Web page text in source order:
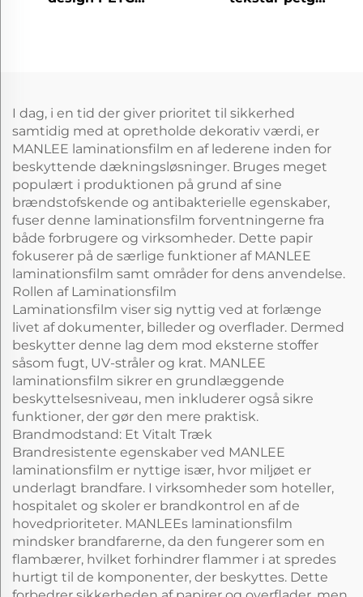
I dag, i en tid der giver prioritet til sikkerhed
samtidig med at opretholde dekorativ værdi, er
MANLEE laminationsfilm en af lederene inden for
beskyttende dækningsløsninger. Bruges meget
populært i produktionen på grund af sine
brændstofskende og antibakterielle egenskaber,
fuser denne laminationsfilm forventningerne fra
både forbrugere og virksomheder. Dette papir
fokuserer på de særlige funktioner af MANLEE
laminationsfilm samt områder for dens anvendelse.
Rollen af Laminationsfilm
Laminationsfilm viser sig nyttig ved at forlænge
livet af dokumenter, billeder og overflader. Dermed
beskytter denne lag dem mod eksterne stoffer
såsom fugt, UV-stråler og krat. MANLEE
laminationsfilm sikrer en grundlæggende
beskyttelsesniveau, men inkluderer også sikre
funktioner, der gør den mere praktisk.
Brandmodstand: Et Vitalt Træk
Brandresistente egenskaber ved MANLEE
laminationsfilm er nyttige især, hvor miljøet er
underlagt brandfare. I virksomheder som hoteller,
hospitalet og skoler er brandkontrol en af de
hovedprioriteter. MANLEEs laminationsfilm
mindsker brandfarerne, da den fungerer som en
flambærer, hvilket forhindrer flammer i at spredes
hurtigt til de komponenter, der beskyttes. Dette